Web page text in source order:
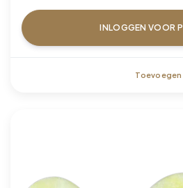
INLOGGEN VOOR
Toevoegen